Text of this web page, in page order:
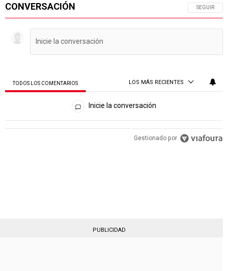
CONVERSACIÓN SIGA ESTA
SEGUIR
TODOS LOS COMENTARIOS LOS MÁS RECIENTES
Todos los comentarios
Inicie la conversación
PUBLICIDAD